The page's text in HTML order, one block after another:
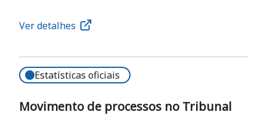
Ver detalhes
Estatísticas oficiais
Movimento de processos no Tribunal